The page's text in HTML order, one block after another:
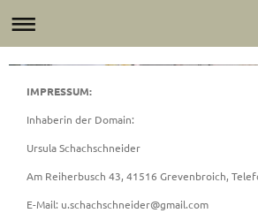
IMPRESSUM:
Inhaberin der Domain:
Ursula Schachschneider
Am Reiherbusch 43, 41516 Grevenbroich,
E-Mail: u.schachschneider@gmail.com